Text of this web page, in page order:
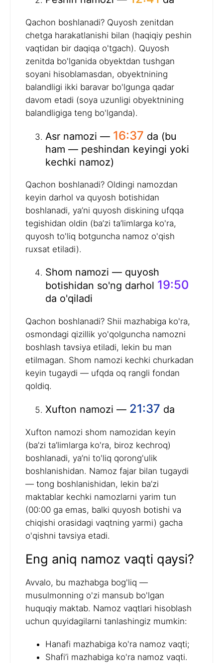
Qachon boshlanadi? Quyosh zenitdan
chetga harakatlanishi bilan (haqiqiy peshin
vaqtidan bir daqiqa o'tgach). Quyosh
zenitda bo'lganida obyektdan tushgan
soyani hisoblamasdan, obyektnining
balandligi ikki baravar bo'lgunga qadar
davom etadi (soya uzunligi obyektnining
balandligiga teng bo'lganda).
Asr namozi — 16:37 da (bu
ham — peshindan keyingi yoki
kechki namoz)
Qachon boshlanadi? Oldingi namozdan
keyin darhol va quyosh botishidan
boshlanadi, ya’ni quyosh diskining ufqqa
tegishidan oldin (ba’zi ta’limlarga ko'ra,
quyosh to'liq botguncha namoz o'qish
ruxsat etiladi).
Shom namozi — quyosh
botishidan so'ng darhol 19:50
da o'qiladi
Qachon boshlanadi? Shii mazhabiga ko'ra,
osmondagi qizillik yo'qolguncha namozni
boshlash tavsiya etiladi, lekin bu man
etilmagan. Shom namozi kechki churkadan
keyin tugaydi — ufqda oq rangli fondan
qoldiq.
Xufton namozi — 21:37 da
Xufton namozi shom namozidan keyin
(ba’zi ta’limlarga ko'ra, biroz kechroq)
boshlanadi, ya’ni to'liq qorong'ulik
boshlanishidan. Namoz fajar bilan tugaydi
— tong boshlanishidan, lekin ba’zi
maktablar kechki namozlarni yarim tun
(00:00 ga emas, balki quyosh botishi va
chiqishi orasidagi vaqtning yarmi) gacha
o'qishni tavsiya etadi.
Eng aniq namoz vaqti qaysi?
Avvalo, bu mazhabga bog'liq —
musulmonning o'zi mansub bo'lgan
huquqiy maktab. Namoz vaqtlari hisoblash
uchun quyidagilarni tanlashingiz mumkin:
Hanafi mazhabiga ko'ra namoz vaqti;
Shafi’i mazhabiga ko'ra namoz vaqti.